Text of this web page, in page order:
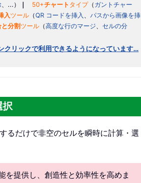
、...） ｜ 50+チャートタイプ（ガントチャー
入ツール （QR コードを挿入
パスから画像を挿
分割ツール （高度な行のマージ
セルの分
クリックで利用できるようになっています…
択
るだけで非空のセルを瞬時に計算・選
提供し、創造性と効率性を高めま